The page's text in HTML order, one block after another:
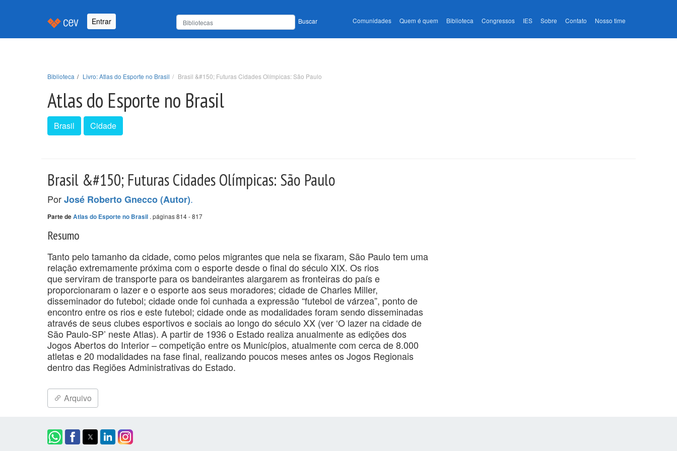
Entrar Buscar Comunidades Quem é quem Biblioteca Congressos IES Sobre Contato Nosso time
Biblioteca Livro: Atlas do Esporte no Brasil Brasil &#150; Futuras Cidades Olímpicas: São Paulo
Atlas do Esporte no Brasil
Brasil Cidade
Brasil &#150; Futuras Cidades Olímpicas: São Paulo
PorJosé Roberto Gnecco (Autor).
Parte deAtlas do Esporte no Brasil . páginas 814 - 817
Resumo
Tanto pelo tamanho da cidade, como pelos migrantes que nela se fixaram, São Paulo tem uma
relação extremamente próxima com o esporte desde o final do século XIX. Os rios
que serviram de transporte para os bandeirantes alargarem as fronteiras do país e
proporcionaram o lazer e o esporte aos seus moradores; cidade de Charles Miller,
disseminador do futebol; cidade onde foi cunhada a expressão “futebol de várzea”, ponto de
encontro entre os rios e este futebol; cidade onde as modalidades foram sendo disseminadas
através de seus clubes esportivos e sociais ao longo do século XX (ver ‘O lazer na cidade de
São Paulo-SP’ neste Atlas). A partir de 1936 o Estado realiza anualmente as edições dos
Jogos Abertos do Interior – competição entre os Municípios, atualmente com cerca de 8.000
atletas e 20 modalidades na fase final, realizando poucos meses antes os Jogos Regionais
dentro das Regiões Administrativas do Estado.
Arquivo